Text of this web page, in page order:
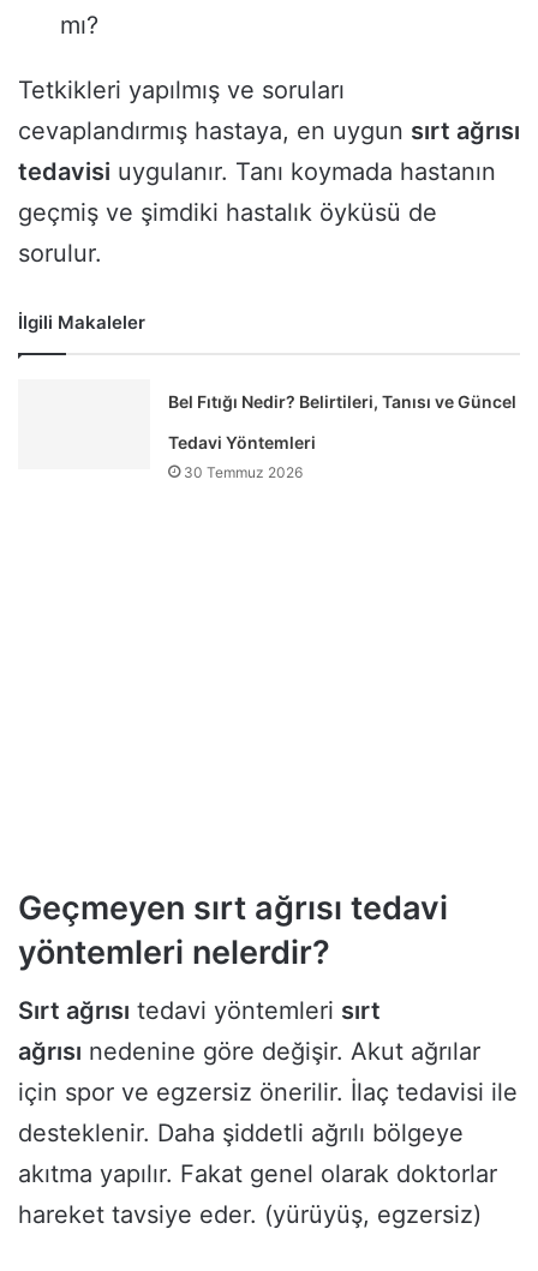
mı?
Tetkikleri yapılmış ve soruları
cevaplandırmış hastaya, en uygun sırt ağrısı
tedavisi uygulanır. Tanı koymada hastanın
geçmiş ve şimdiki hastalık öyküsü de
sorulur.
İlgili Makaleler
Bel Fıtığı Nedir? Belirtileri, Tanısı ve Güncel
Tedavi Yöntemleri
30 Temmuz 2026
Geçmeyen sırt ağrısı tedavi
yöntemleri nelerdir?
Sırt ağrısı tedavi yöntemleri sırt
ağrısı nedenine göre değişir. Akut ağrılar
için spor ve egzersiz önerilir. İlaç tedavisi ile
desteklenir. Daha şiddetli ağrılı bölgeye
akıtma yapılır. Fakat genel olarak doktorlar
hareket tavsiye eder. (yürüyüş, egzersiz)